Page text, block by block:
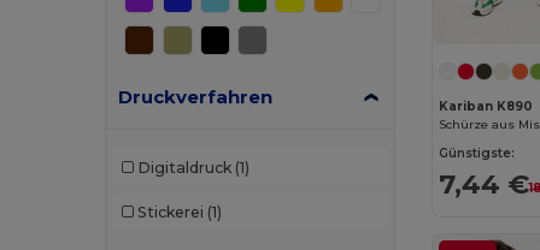
Druckverfahren
Digitaldruck (1)
Stickerei (1)
Kariban K890
Schürze aus
Günstigste:
7,44 €